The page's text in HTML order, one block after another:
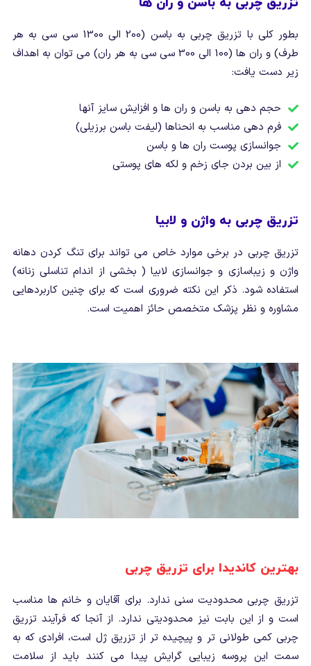
بطور کلی با تزریق چربی به باسن (200 الی 1300 سی سی به هر
طرف) و ران ها (100 الی 300 سی سی به هر ران) می توان به اهداف
زیر دست یافت:
حجم دهی به باسن و ران ها و افزایش سایز آنها
فرم دهی مناسب به انحناها (لیفت باسن برزیلی)
جوانسازی پوست ران ها و باسن
از بین بردن جای زخم و لکه های پوستی
تزریق چربی به واژن و لابیا
تزریق چربی در برخی موارد خاص می تواند برای تنگ کردن دهانه
واژن و زیباسازی و جوانسازی لابیا ( بخشی از اندام تناسلی زنانه)
استفاده شود. ذکر این نکته ضروری است که برای چنین کاربردهایی
مشاوره و نظر پزشک متخصص حائز اهمیت است.
بهترین کاندیدا برای تزریق چربی
تزریق چربی محدودیت سنی ندارد. برای آقایان و خانم ها مناسب
است و از این بابت نیز محدودیتی ندارد. از آنجا که فرآیند تزریق
چربی کمی طولانی تر و پیچیده تر از تزریق ژل است، افرادی که به
سمت این پروسه زیبایی گرایش پیدا می کنند باید از سلامت